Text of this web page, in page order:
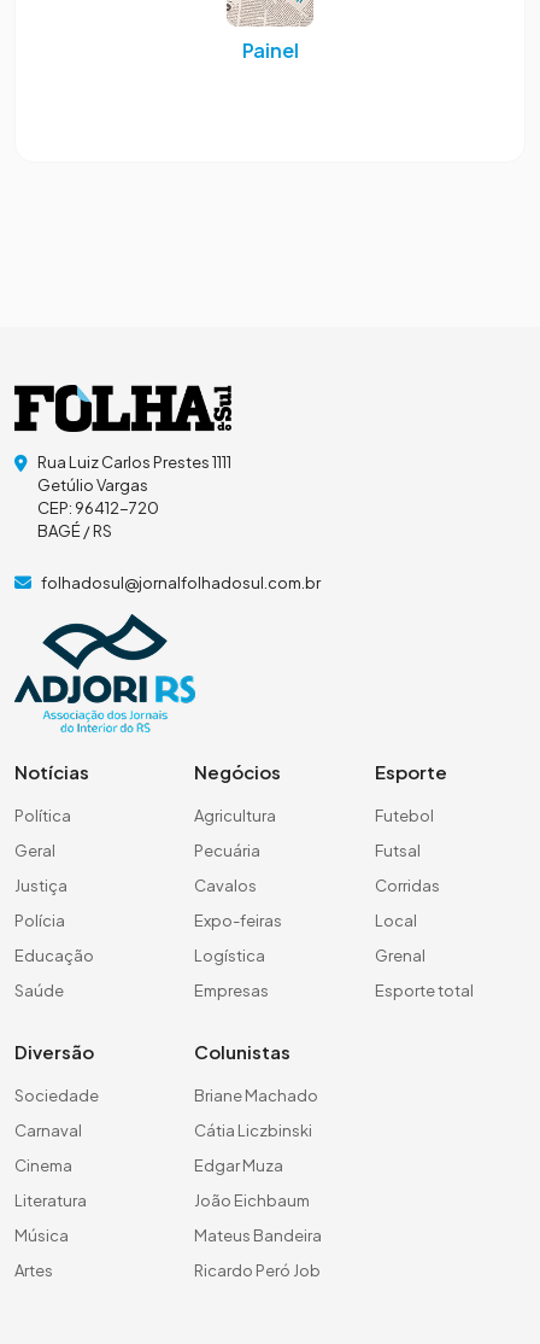
Painel
Rua Luiz Carlos Prestes 1111
Getúlio Vargas
CEP: 96412-720
BAGÉ / RS
folhadosul@jornalfolhadosul.com.br
Notícias
Política
Geral
Justiça
Polícia
Educação
Saúde
Negócios
Agricultura
Pecuária
Cavalos
Expo-feiras
Logística
Empresas
Esporte
Futebol
Futsal
Corridas
Local
Grenal
Esporte total
Diversão
Sociedade
Carnaval
Cinema
Literatura
Música
Artes
Colunistas
Briane Machado
Cátia Liczbinski
Edgar Muza
João Eichbaum
Mateus Bandeira
Ricardo Peró Job